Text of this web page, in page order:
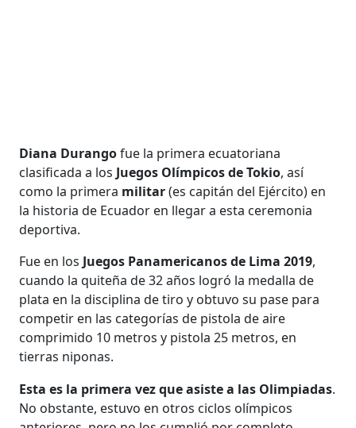
Diana Durangofue la primera ecuatoriana
clasificada a los Juegos Olímpicos de Tokio, así
como la primera militar(es capitán del Ejército) en
la historia de Ecuador en llegar a esta ceremonia
deportiva.
Fue en los Juegos Panamericanos de Lima 2019,
cuando la quiteña de 32 años logró la medalla de
plata en la disciplina de tiro y obtuvo su pase para
competir en las categorías de pistola de aire
comprimido 10 metros y pistola 25 metros, en
tierras niponas.
Esta es la primera vez que asiste a las Olimpiadas.
No obstante, estuvo en otros ciclos olímpicos